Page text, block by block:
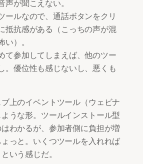
ールなので、通話ボタンをクリ
抵抗感がある（こっちの声が混
い）。
て参加してしまえば、他のツー
。優位性も感じないし、悪くも
上のイベントツール（ウェビナ
うな形。ツールインストール型
わかるが、参加者側に負担が増
っと。いくつツールを入れれば
いう感じだ。